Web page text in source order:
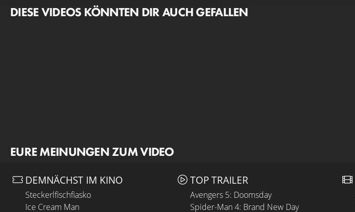
DIESE VIDEOS KÖNNTEN DIR AUCH GEFALLEN
EURE MEINUNGEN ZUM VIDEO
DEMNÄCHST IM KINO
Steckerlfischfiasko
Ice Cream Man
TOP TRAILER
Avengers 5: Doomsday
Spider-Man 4: Brand New Day